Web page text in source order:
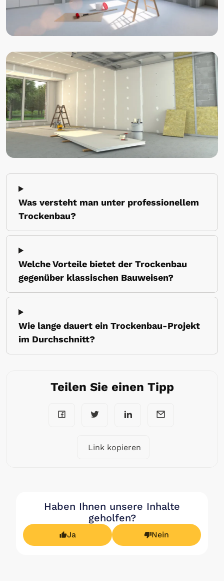
Was versteht man unter professionellem
Trockenbau?
Welche Vorteile bietet der Trockenbau
gegenüber klassischen Bauweisen?
Wie lange dauert ein Trockenbau-Projekt
im Durchschnitt?
Teilen Sie einen Tipp
Link kopieren
Haben Ihnen unsere Inhalte
geholfen?
Ja Nein